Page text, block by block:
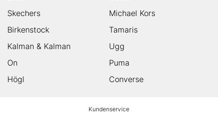
Skechers
Michael Kors
Birkenstock
Tamaris
Kalman & Kalman
Ugg
On
Puma
Högl
Converse
Kundenservice